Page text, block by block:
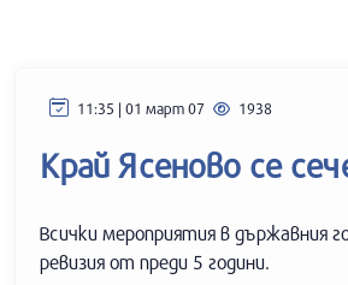
11:35 | 01 март 07 1938
Край Ясеново се
Всички мероприятия в държавния
ревизия от преди 5 години.